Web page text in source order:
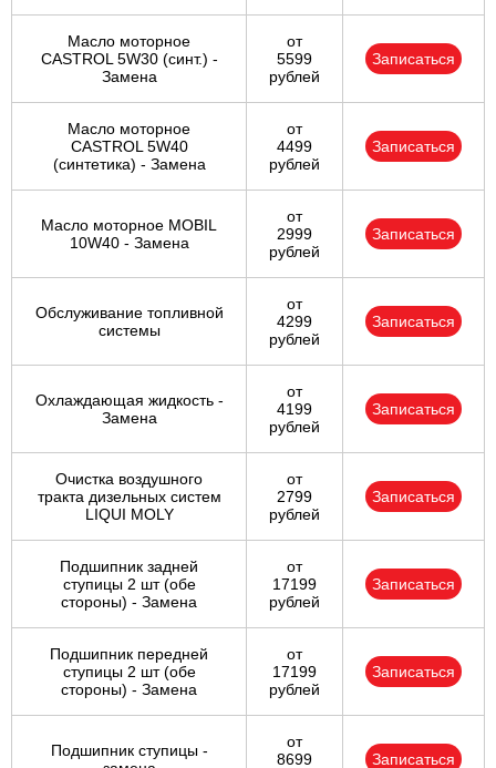
Масло моторное
CASTROL 5W30 (синт.) -
Замена
от
5599
рублей
Записаться
Масло моторное
CASTROL 5W40
(синтетика) - Замена
от
4499
рублей
Записаться
Масло моторное MOBIL
10W40 - Замена
от
2999
рублей
Записаться
Обслуживание топливной
системы
от
4299
рублей
Записаться
Охлаждающая жидкость -
Замена
от
4199
рублей
Записаться
Очистка воздушного
тракта дизельных систем
LIQUI MOLY
от
2799
рублей
Записаться
Подшипник задней
ступицы 2 шт (обе
стороны) - Замена
от
17199
рублей
Записаться
Подшипник передней
ступицы 2 шт (обе
стороны) - Замена
от
17199
рублей
Записаться
Подшипник ступицы -
от
8699
Записаться